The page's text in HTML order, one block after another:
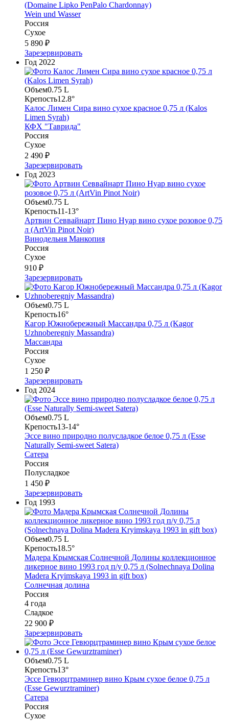
(Domaine Lipko PenPalo Chardonnay)
Wein und Wasser
Россия
Сухое
5 890 ₽
Зарезервировать
Год 2022
Объем0.75 L
Крепость12.8°
Калос Лимен Сира вино сухое красное 0,75 л (Kalos
Limen Syrah)
КФХ "Таврида"
Россия
Сухое
2 490 ₽
Зарезервировать
Год 2023
Объем0.75 L
Крепость11-13°
Артвин Севвайнарт Пино Нуар вино сухое розовое 0,75
л (ArtVin Pinot Noir)
Винодельня Манкопия
Россия
Сухое
910 ₽
Зарезервировать
Объем0.75 L
Крепость16°
Кагор Южнобережный Массандра 0,75 л (Kagor
Uzhnoberegniy Massandra)
Массандра
Россия
Сухое
1 250 ₽
Зарезервировать
Год 2024
Объем0.75 L
Крепость13-14°
Эссе вино природно полусладкое белое 0,75 л (Esse
Naturally Semi-sweet Satera)
Сатера
Россия
Полусладкое
1 450 ₽
Зарезервировать
Год 1993
Объем0.75 L
Крепость18.5°
Мадера Крымская Солнечной Долины коллекционное
ликерное вино 1993 год п/у 0,75 л (Solnechnaya Dolina
Madera Kryimskaya 1993 in gift box)
Солнечная долина
Россия
4 года
Сладкое
22 900 ₽
Зарезервировать
Объем0.75 L
Крепость13°
Эссе Гевюрцтраминер вино Крым сухое белое 0,75 л
(Esse Gewurztraminer)
Сатера
Россия
Сухое